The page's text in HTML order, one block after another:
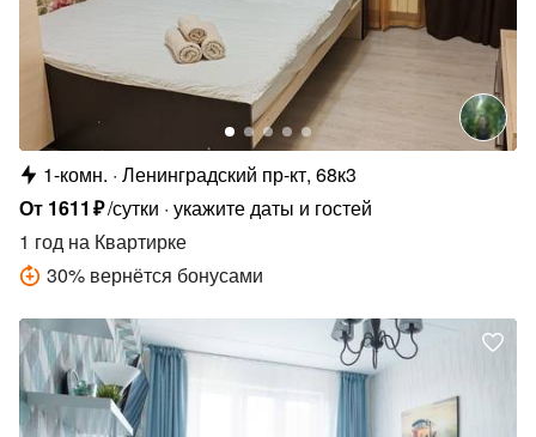
1-комн. Ленинградский пр-кт, 68к3
От 1611 ₽/сутки укажите даты и гостей
1 год на Квартирке
30% вернётся бонусами